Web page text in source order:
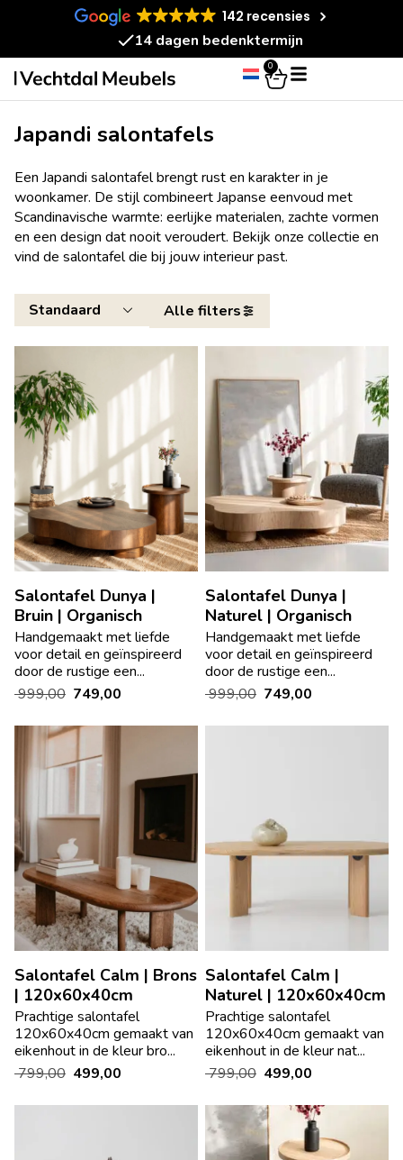
142 recensies
14 dagen bedenktermijn
0
Japandi salontafels
Een Japandi salontafel brengt rust en karakter in je
woonkamer. De stijl combineert Japanse eenvoud met
Scandinavische warmte: eerlijke materialen, zachte vormen
en een design dat nooit veroudert. Bekijk onze collectie en
vind de salontafel die bij jouw interieur past.
Alle filters
Salontafel Dunya |
Bruin | Organisch
Handgemaakt met liefde
voor detail en geïnspireerd
door de rustige een...
999,00 749,00
Salontafel Dunya |
Naturel | Organisch
Handgemaakt met liefde
voor detail en geïnspireerd
door de rustige een...
999,00 749,00
Salontafel Calm | Brons
| 120x60x40cm
Prachtige salontafel
120x60x40cm gemaakt van
eikenhout in de kleur bro...
799,00 499,00
Salontafel Calm |
Naturel | 120x60x40cm
Prachtige salontafel
120x60x40cm gemaakt van
eikenhout in de kleur nat...
799,00 499,00